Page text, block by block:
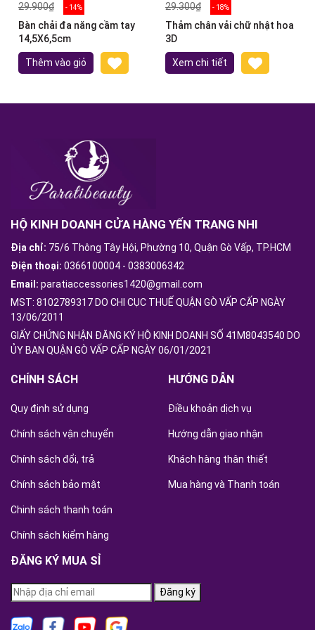
29.900₫
- 14%
Bàn chải đa năng cầm tay
14,5X6,5cm
Thêm vào giỏ
29.300₫
- 18%
Thảm chân vải chữ nhật hoa
3D
Xem chi tiết
HỘ KINH DOANH CỬA HÀNG YẾN TRANG NHI
Địa chỉ: 75/6 Thông Tây Hội, Phường 10, Quận Gò Vấp, TP.HCM
Điện thoại: 0366100004 - 0383006342
Email: paratiaccessories1420@gmail.com
MST: 8102789317 DO CHI CỤC THUẾ QUẬN GÒ VẤP CẤP NGÀY
13/06/2011
GIẤY CHỨNG NHẬN ĐĂNG KÝ HỘ KINH DOANH SỐ 41M8043540 DO
ỦY BAN QUẬN GÒ VẤP CẤP NGÀY 06/01/2021
CHÍNH SÁCH
Quy định sử dụng
Chính sách vận chuyển
Chính sách đổi, trả
Chính sách bảo mật
Chinh sách thanh toán
Chính sách kiểm hàng
HƯỚNG DẪN
Điều khoản dịch vụ
Hướng dẫn giao nhận
Khách hàng thân thiết
Mua hàng và Thanh toán
ĐĂNG KÝ MUA SỈ
Đăng ký